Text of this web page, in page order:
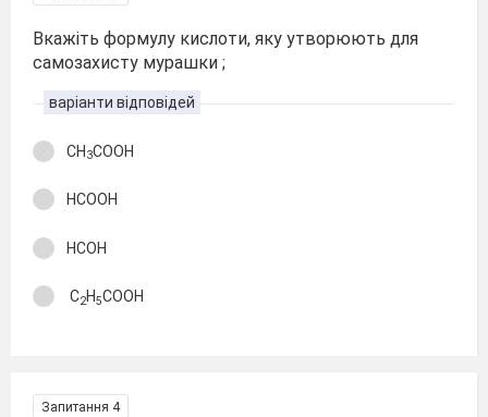
Вкажіть формулу кислоти, яку утворюють для
самозахисту мурашки ;
варіанти відповідей
СН3СООН
НСООН
НСОН
С2Н5СООН
Запитання 4